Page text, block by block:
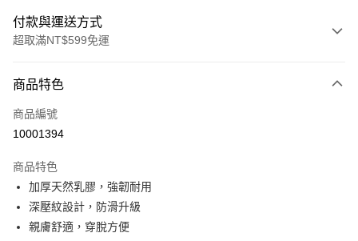
付款與運送方式
超取滿NT$599免運
信用卡一次付款
超商取貨付款
Apple Pay
街口支付
商品特色
商品編號
10001394
商品特色
加厚天然乳膠，強韌耐用
深壓紋設計，防滑升級
親膚舒適，穿脫方便